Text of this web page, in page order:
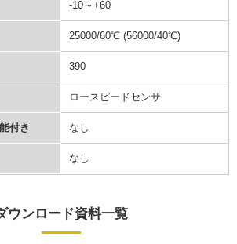
-10～+60
25000/60℃ (56000/40℃)
390
ロースピードセンサ
付き なし
なし
ウンロード資料一覧